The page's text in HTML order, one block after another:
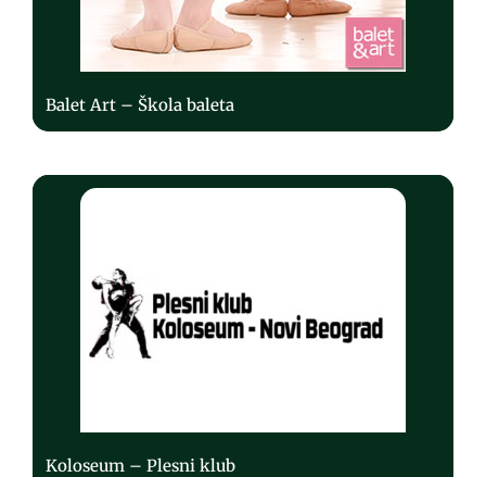
Balet Art – Škola baleta
Koloseum – Plesni klub